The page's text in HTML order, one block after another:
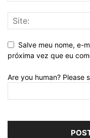
Salve meu nome, e-
próxima vez que eu
Are you human? Please